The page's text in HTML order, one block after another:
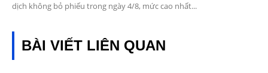
dịch không bỏ phiếu trong ngày 4/8, mức cao nhất...
BÀI VIẾT LIÊN QUAN